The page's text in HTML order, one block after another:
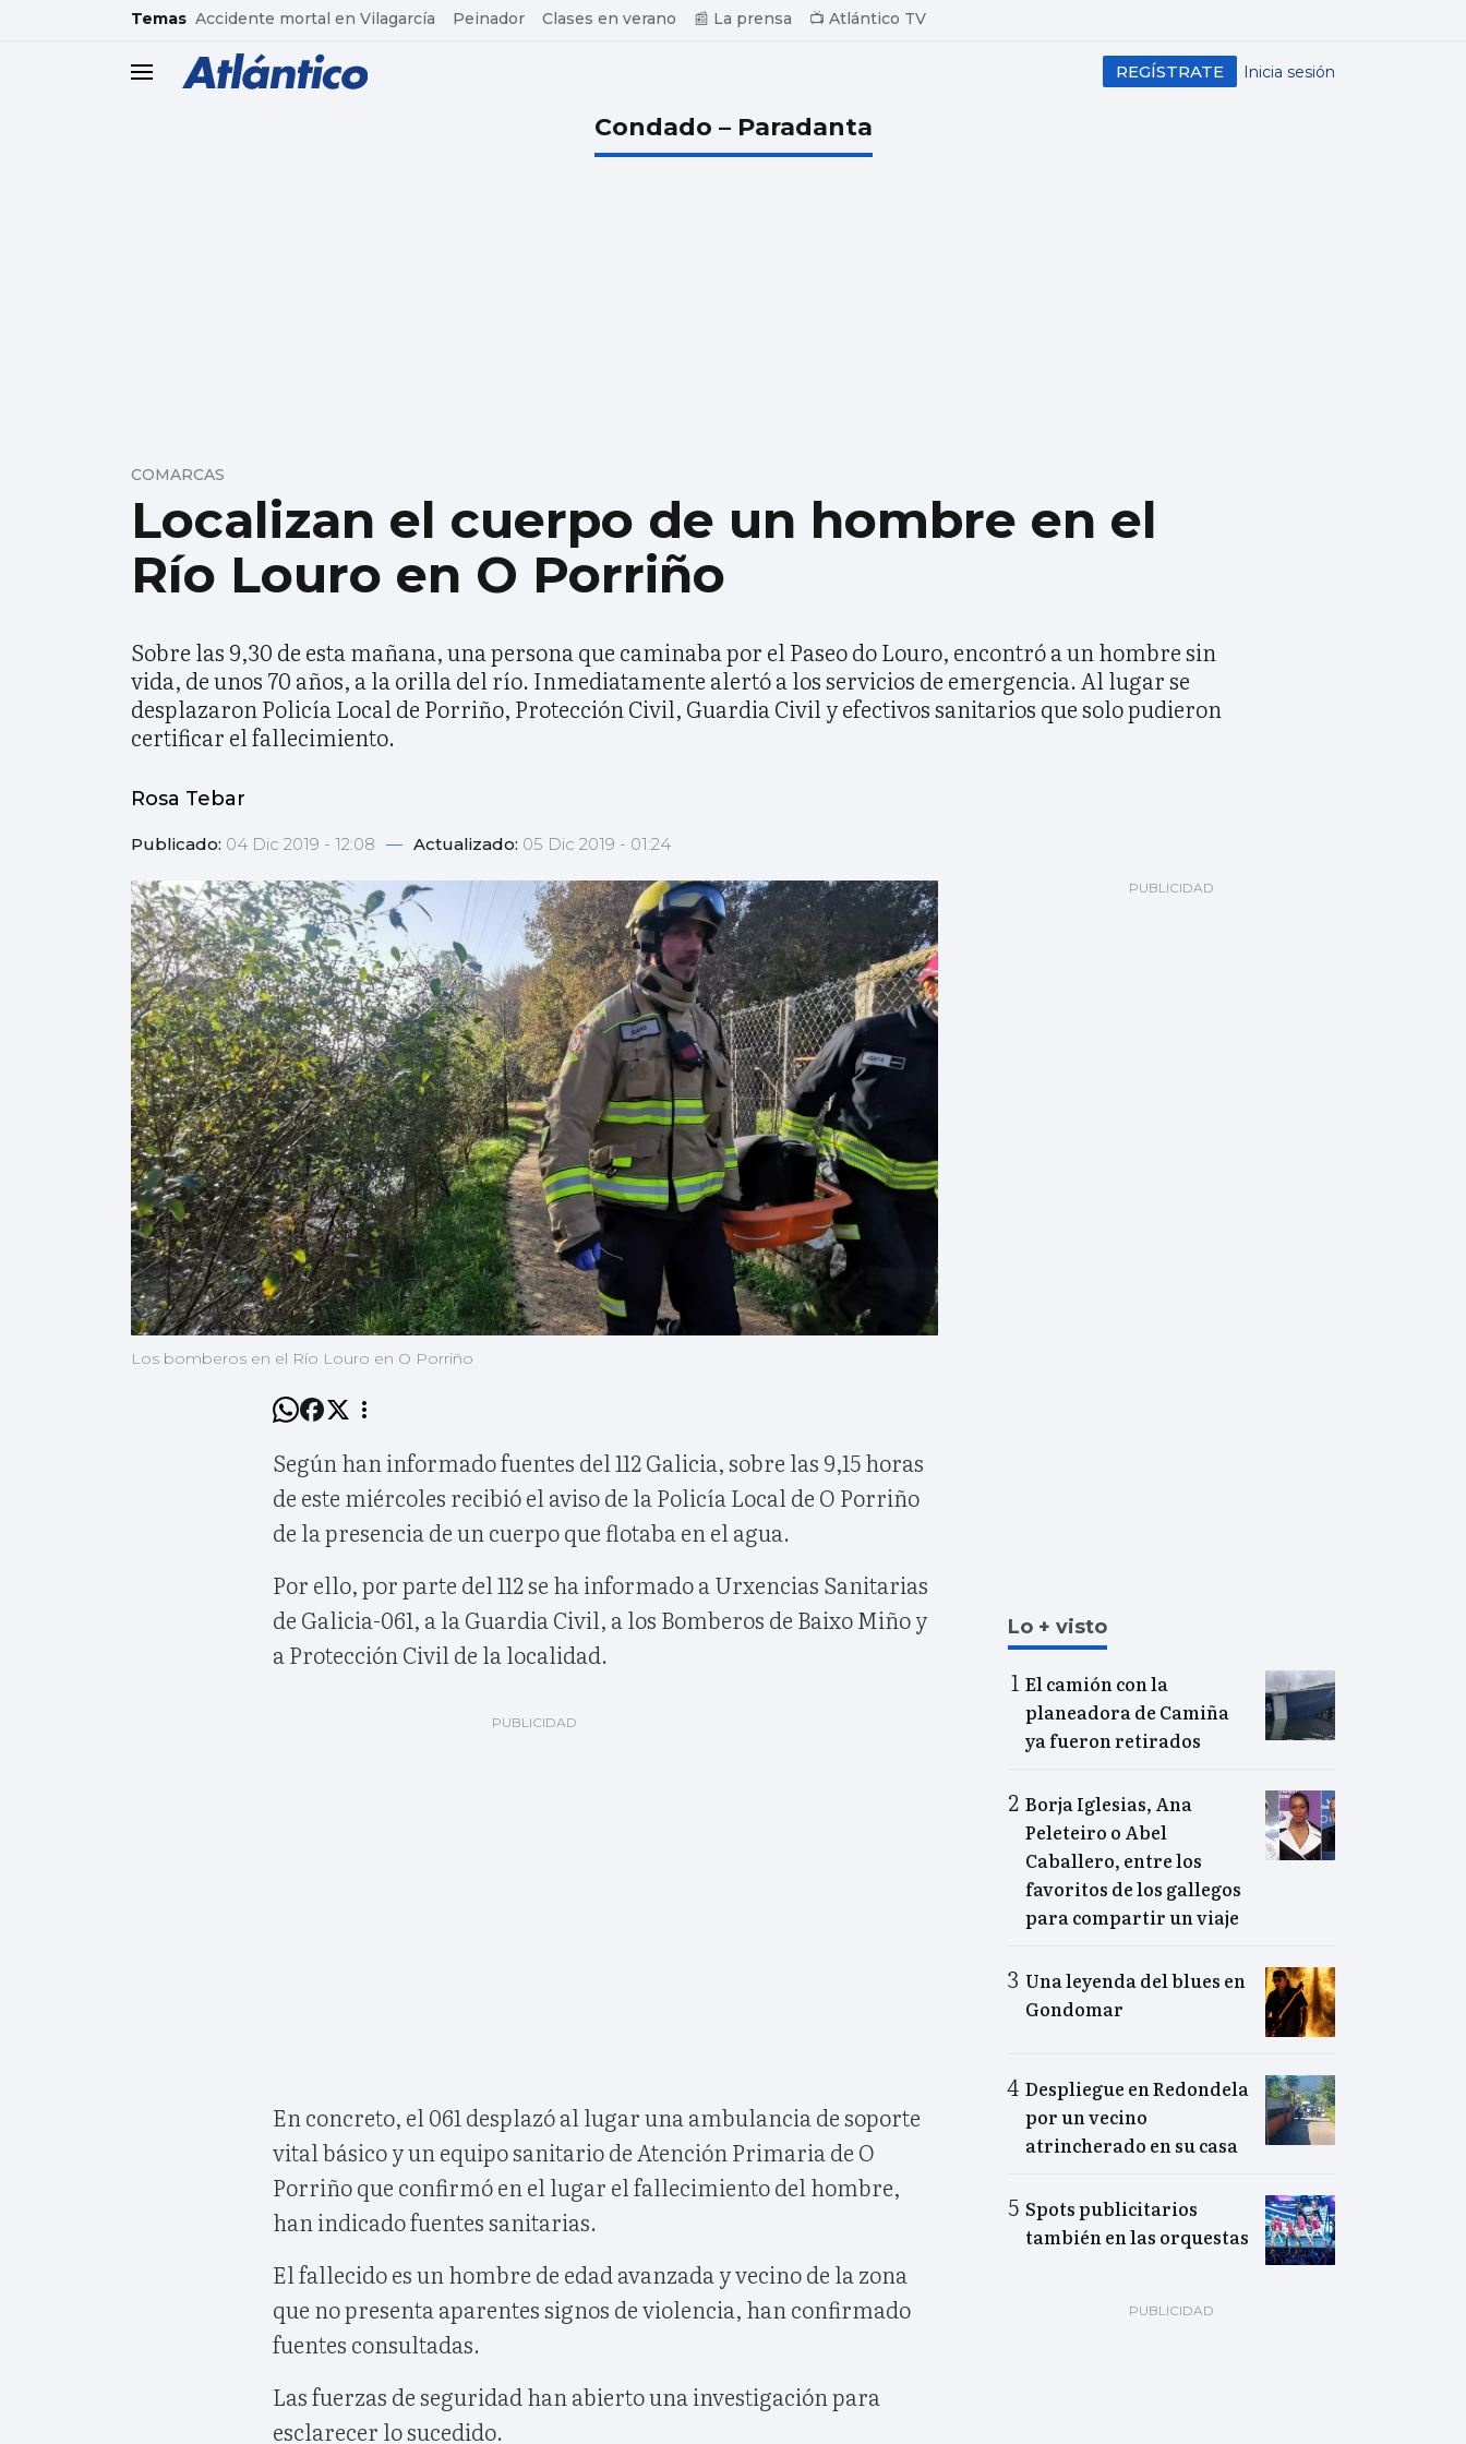
common.go-to-content
Temas Accidente mortal en Vilagarcía Peinador Clases en verano 📰 La prensa 📺 Atlántico TV
header.menu.open Inicia sesión
REGÍSTRATE
Condado – Paradanta
Localizan el cuerpo de un hombre en el
Río Louro en O Porriño
COMARCAS
Sobre las 9,30 de esta mañana, una persona que caminaba por el Paseo do Louro, encontró a un hombre sin
vida, de unos 70 años, a la orilla del río. Inmediatamente alertó a los servicios de emergencia. Al lugar se
desplazaron Policía Local de Porriño, Protección Civil, Guardia Civil y efectivos sanitarios que solo pudieron
certificar el fallecimiento.
Rosa Tebar
Publicado: 04 Dic 2019 - 12:08 — Actualizado: 05 Dic 2019 - 01:24
Los bomberos en el Río Louro en O Porriño
Según han informado fuentes del 112 Galicia, sobre las 9,15 horas
de este miércoles recibió el aviso de la Policía Local de O Porriño
de la presencia de un cuerpo que flotaba en el agua.
Por ello, por parte del 112 se ha informado a Urxencias Sanitarias
de Galicia-061, a la Guardia Civil, a los Bomberos de Baixo Miño y
a Protección Civil de la localidad.
En concreto, el 061 desplazó al lugar una ambulancia de soporte
vital básico y un equipo sanitario de Atención Primaria de O
Porriño que confirmó en el lugar el fallecimiento del hombre,
han indicado fuentes sanitarias.
El fallecido es un hombre de edad avanzada y vecino de la zona
que no presenta aparentes signos de violencia, han confirmado
fuentes consultadas.
Las fuerzas de seguridad han abierto una investigación para
esclarecer lo sucedido.
Lo + visto
El camión con la
planeadora de Camiña
ya fueron retirados
Borja Iglesias, Ana
Peleteiro o Abel
Caballero, entre los
favoritos de los gallegos
para compartir un viaje
Una leyenda del blues en
Gondomar
Despliegue en Redondela
por un vecino
atrincherado en su casa
Spots publicitarios
también en las orquestas